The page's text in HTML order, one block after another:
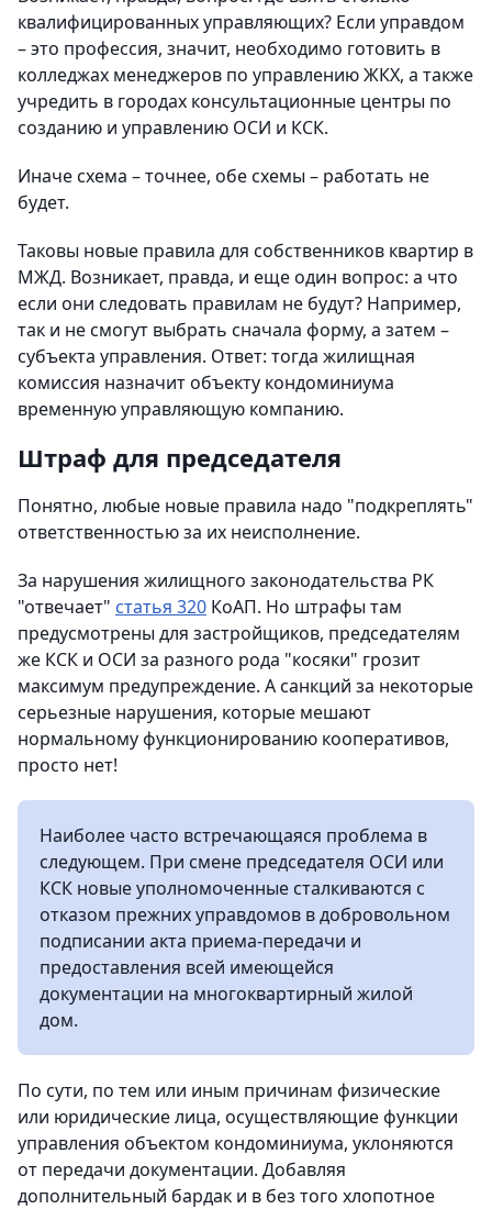
квалифицированных управляющих? Если управдом
– это профессия, значит, необходимо готовить в
колледжах менеджеров по управлению ЖКХ, а также
учредить в городах консультационные центры по
созданию и управлению ОСИ и КСК.
Иначе схема – точнее, обе схемы – работать не
будет.
Таковы новые правила для собственников квартир в
МЖД. Возникает, правда, и еще один вопрос: а что
если они следовать правилам не будут? Например,
так и не смогут выбрать сначала форму, а затем –
субъекта управления. Ответ: тогда жилищная
комиссия назначит объекту кондоминиума
временную управляющую компанию.
Штраф для председателя
Понятно, любые новые правила надо "подкреплять"
ответственностью за их неисполнение.
За нарушения жилищного законодательства РК
"отвечает" статья 320 КоАП. Но штрафы там
предусмотрены для застройщиков, председателям
же КСК и ОСИ за разного рода "косяки" грозит
максимум предупреждение. А санкций за некоторые
серьезные нарушения, которые мешают
нормальному функционированию кооперативов,
просто нет!
Наиболее часто встречающаяся проблема в
следующем. При смене председателя ОСИ или
КСК новые уполномоченные сталкиваются с
отказом прежних управдомов в добровольном
подписании акта приема-передачи и
предоставления всей имеющейся
документации на многоквартирный жилой
дом.
По сути, по тем или иным причинам физические
или юридические лица, осуществляющие функции
управления объектом кондоминиума, уклоняются
от передачи документации. Добавляя
дополнительный бардак и в без того хлопотное